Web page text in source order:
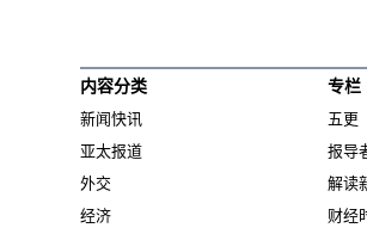
内容分类
新闻快讯
亚太报道
外交
经济
专栏
五更
报导
解读
财经